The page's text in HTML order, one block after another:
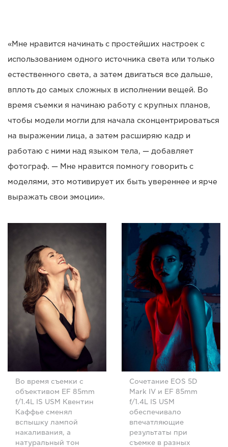
«Мне нравится начинать с простейших настроек с
использованием одного источника света или только
естественного света, а затем двигаться все дальше,
вплоть до самых сложных в исполнении вещей. Во
время съемки я начинаю работу с крупных планов,
чтобы модели могли для начала сконцентрироваться
на выражении лица, а затем расширяю кадр и
работаю с ними над языком тела, — добавляет
фотограф. — Мне нравится помногу говорить с
моделями, это мотивирует их быть увереннее и ярче
выражать свои эмоции».
Во время съемки с
объективом EF 85mm
f/1.4L IS USM Квентин
Каффье сменял
вспышку лампой
накаливания, а
натуральный тон
Сочетание EOS 5D
Mark IV и EF 85mm
f/1.4L IS USM
обеспечивало
впечатляющие
результаты при
съемке в разных